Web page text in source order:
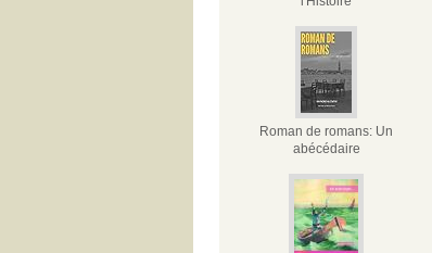
Roman de romans: Un
abécédaire